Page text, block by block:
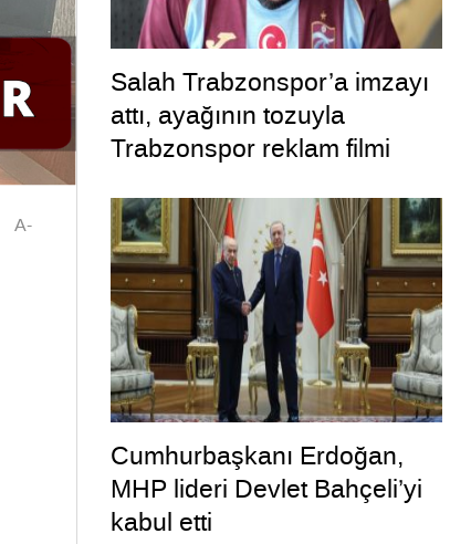
A-
Salah Trabzonspor’a imzayı
attı, ayağının tozuyla
Trabzonspor reklam filmi
Cumhurbaşkanı Erdoğan,
MHP lideri Devlet Bahçeli’yi
kabul etti